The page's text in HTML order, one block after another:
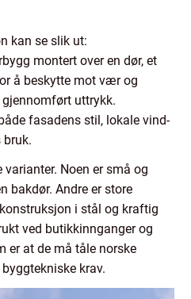
kan se slik ut:
montert over en dør, et
å beskytte mot vær og
uttrykk.
fasadens stil, lokale vind-
Noen er små og
bakdør. Andre er store
i stål og kraftig
ved butikkinnganger og
er at de må tåle norske
krav.